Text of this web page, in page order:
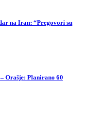
na Iran: “Pregovori su
Orašje: Planirano 60